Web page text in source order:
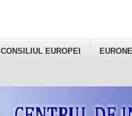
CONSILIUL EUROPEI